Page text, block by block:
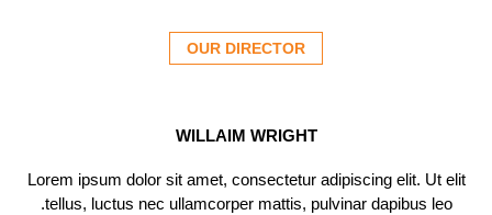
OUR DIRECTOR
WILLAIM WRIGHT
Lorem ipsum dolor sit amet, consectetur adipiscing elit. Ut elit
tellus, luctus nec ullamcorper mattis, pulvinar dapibus leo.